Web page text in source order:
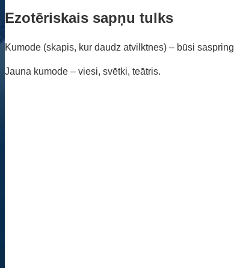
Ezotēriskais sapņu tulks
Kumode (skapis, kur daudz atvilktnes) – būsi
Jauna kumode – viesi, svētki, teātris.